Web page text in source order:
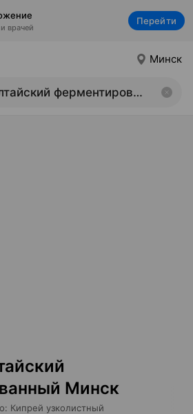
врачей
Перейти
Минск
Минск
: Кипрей узколистный